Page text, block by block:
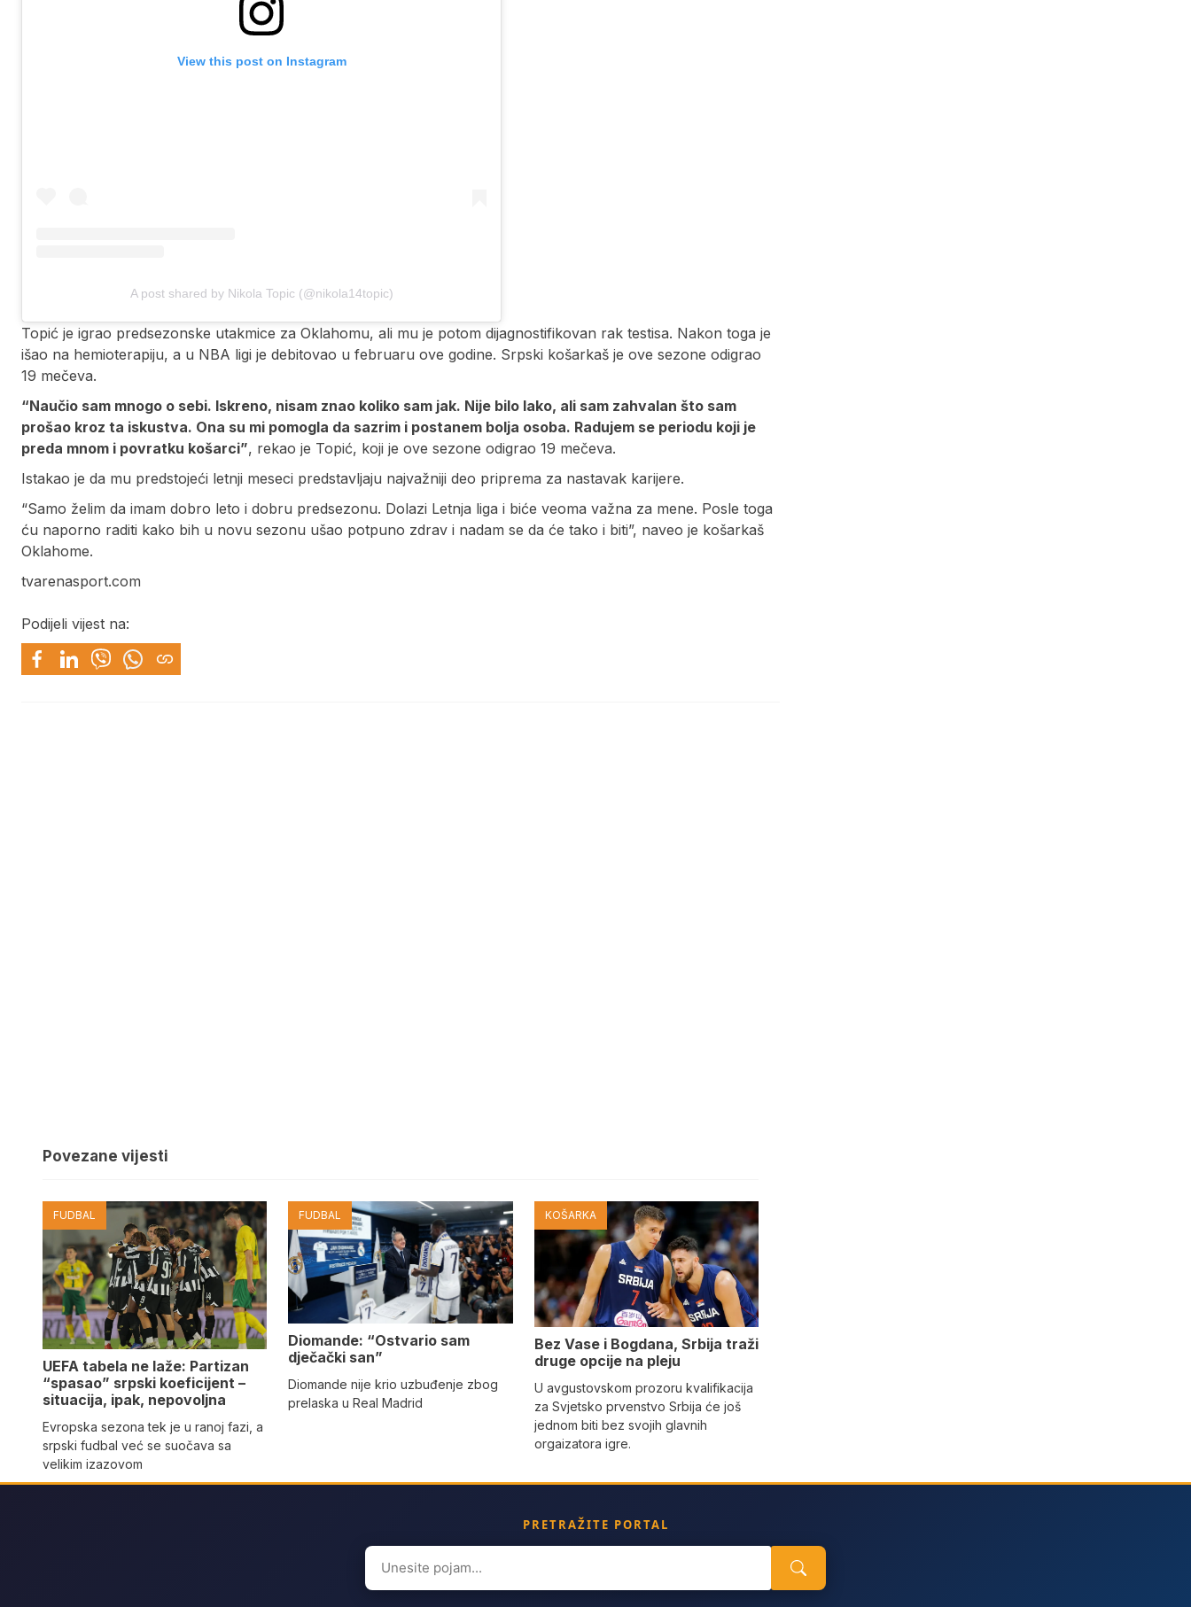
View this post on Instagram
A post shared by Nikola Topic (@nikola14topic)
Topić je igrao predsezonske utakmice za Oklahomu, ali mu je potom dijagnostifikovan rak testisa. Nakon toga je
išao na hemioterapiju, a u NBA ligi je debitovao u februaru ove godine. Srpski košarkaš je ove sezone odigrao
19 mečeva.
“Naučio sam mnogo o sebi. Iskreno, nisam znao koliko sam jak. Nije bilo lako, ali sam zahvalan što sam
prošao kroz ta iskustva. Ona su mi pomogla da sazrim i postanem bolja osoba. Radujem se periodu koji je
preda mnom i povratku košarci”, rekao je Topić, koji je ove sezone odigrao 19 mečeva.
Istakao je da mu predstojeći letnji meseci predstavljaju najvažniji deo priprema za nastavak karijere.
“Samo želim da imam dobro leto i dobru predsezonu. Dolazi Letnja liga i biće veoma važna za mene. Posle toga
ću naporno raditi kako bih u novu sezonu ušao potpuno zdrav i nadam se da će tako i biti”, naveo je košarkaš
Oklahome.
tvarenasport.com
Podijeli vijest na:
Povezane vijesti
FUDBAL
UEFA tabela ne laže: Partizan
“spasao” srpski koeficijent –
situacija, ipak, nepovoljna
Evropska sezona tek je u ranoj fazi, a
srpski fudbal već se suočava sa
velikim izazovom
FUDBAL
Diomande: “Ostvario sam
dječački san”
Diomande nije krio uzbuđenje zbog
prelaska u Real Madrid
KOŠARKA
Bez Vase i Bogdana, Srbija traži
druge opcije na pleju
U avgustovskom prozoru kvalifikacija
za Svjetsko prvenstvo Srbija će još
jednom biti bez svojih glavnih
orgaizatora igre.
PRETRAŽITE PORTAL
Search
for: